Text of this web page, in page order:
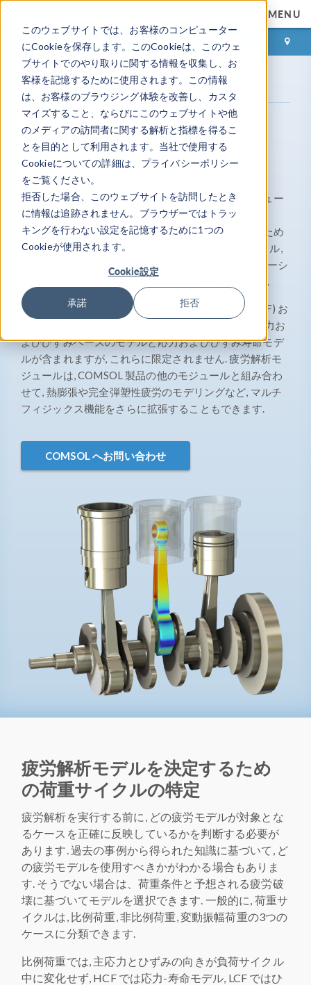
このウェブサイトでは、お客様のコンピューター
にCookieを保存します。このCookieは、このウェ
ブサイトでのやり取りに関する情報を収集し、お
客様を記憶するために使用されます。この情報
は、お客様のブラウジング体験を改善し、カスタ
マイズすること、ならびにこのウェブサイトや他
のメディアの訪問者に関する解析と指標を得るこ
とを目的として利用されます。当社で使用する
Cookieについての詳細は、プライバシーポリシー
をご覧ください。
拒否した場合、このウェブサイトを訪問したとき
に情報は追跡されません。ブラウザーではトラッ
キングを行わない設定を記憶するために1つの
Cookieが使用されます。
Cookie設定
承諾 拒否
MENU
ログイン お問い合わせ
製品疲労解析モジュール
疲労解析モジュール
構造部品の疲労を解析する
構造力学モジュールのアドオンである疲労解析モジュー
ルは, 構造物が繰り返し荷重と除荷を受けるときに,
COMSOL Multiphysics®環境で疲労解析を実行するため
に使用されます. これらの解析は, 固体, プレート, シェル,
マルチボディシステム, 熱応力と変形を伴うアプリケーシ
ョン, さらには圧電デバイスでシミュレートできます.
疲労解析モジュールの機能には, 高サイクル疲労 (HCF) お
よび低サイクル疲労 (LCF) の評価に適した, 従来の応力お
よびひずみベースのモデルと応力およびひずみ寿命モデ
ルが含まれますが, これらに限定されません. 疲労解析モ
ジュールは, COMSOL 製品の他のモジュールと組み合わ
せて, 熱膨張や完全弾塑性疲労のモデリングなど, マルチ
フィジックス機能をさらに拡張することもできます.
COMSOL へお問い合わせ
疲労解析モデルを決定するため
の荷重サイクルの特定
疲労解析を実行する前に, どの疲労モデルが対象とな
るケースを正確に反映しているかを判断する必要が
あります. 過去の事例から得られた知識に基づいて, ど
の疲労モデルを使用すべきかがわかる場合もありま
す. そうでない場合は、荷重条件と予想される疲労破
壊に基づいてモデルを選択できます. 一般的に, 荷重サ
イクルは, 比例荷重, 非比例荷重, 変動振幅荷重の3つの
ケースに分類できます.
比例荷重では, 主応力とひずみの向きが負荷サイクル
中に変化せず, HCF では応力-寿命モデル, LCF ではひ